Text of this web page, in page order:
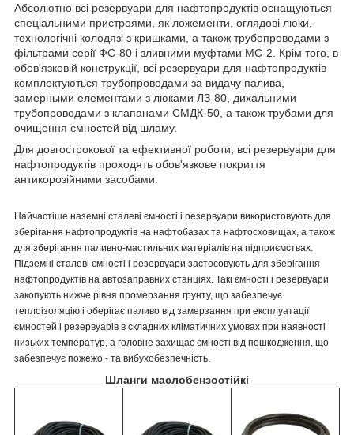
Абсолютно всі резервуари для нафтопродуктів оснащуються
спеціальними пристроями, як ложементи, оглядові люки,
технологічні колодязі з кришками, а також трубопроводами з
фільтрами серії ФС-80 і зливними муфтами МС-2. Крім того, в
обов'язковій конструкції, всі резервуари для нафтопродуктів
комплектуються трубопроводами за видачу палива,
замерными елементами з люками ЛЗ-80, дихальними
трубопроводами з клапанами СМДК-50, а також трубами для
очищення ємностей від шламу.
Для довгострокової та ефективної роботи, всі резервуари для
нафтопродуктів проходять обов'язкове покриття
антикорозійними засобами.
Найчастіше наземні сталеві ємності і резервуари використовують для
зберігання нафтопродуктів на нафтобазах та нафтосховищах, а також
для зберігання паливно-мастильних матеріалів на підприємствах.
Підземні сталеві ємності і резервуари застосовують для зберігання
нафтопродуктів на автозаправних станціях. Такі ємності і резервуари
закопують нижче рівня промерзання грунту, що забезпечує
теплоізоляцію і оберігає паливо від замерзання при експлуатації
ємностей і резервуарів в складних кліматичних умовах при наявності
низьких температур, а головне захищає ємності від пошкодження, що
забезпечує пожежо - та вибухобезпечність.
Шланги маслобензостійкі